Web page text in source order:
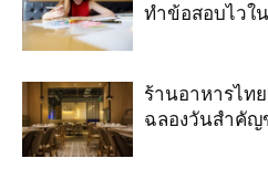
ทำข้อสอบไวใ
ร้านอาหารไท
ฉลองวันสำคัญ